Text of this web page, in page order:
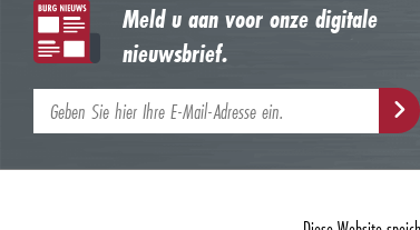
Meld u aan voor onze digitale
nieuwsbrief.